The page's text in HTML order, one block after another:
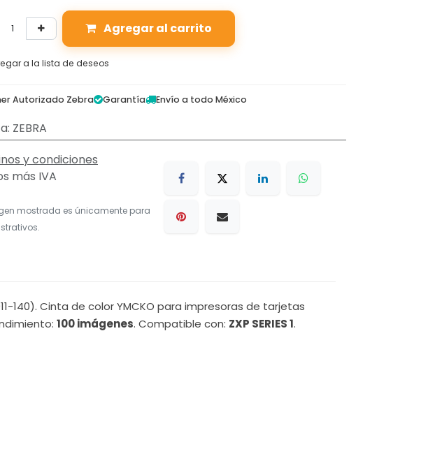
Agregar al carrito
a la lista de deseos
Autorizado Zebra Garantía Envío a todo México
: ZEBRA
y condiciones
más IVA
mostrada es únicamente para
140). Cinta de color YMCKO para impresoras de tarjetas
100 imágenes. Compatible con: ZXP SERIES 1.